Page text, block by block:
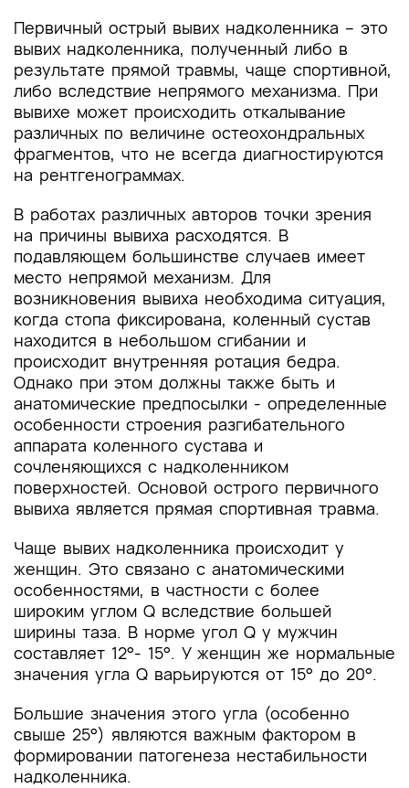
Первичный острый вывих надколенника – это
вывих надколенника, полученный либо в
результате прямой травмы, чаще спортивной,
либо вследствие непрямого механизма. При
вывихе может происходить откалывание
различных по величине остеохондральных
фрагментов, что не всегда диагностируются
на рентгенограммах.
В работах различных авторов точки зрения
на причины вывиха расходятся. В
подавляющем большинстве случаев имеет
место непрямой механизм. Для
возникновения вывиха необходима ситуация,
когда стопа фиксирована, коленный сустав
находится в небольшом сгибании и
происходит внутренняя ротация бедра.
Однако при этом должны также быть и
анатомические предпосылки - определенные
особенности строения разгибательного
аппарата коленного сустава и
сочленяющихся с надколенником
поверхностей. Основой острого первичного
вывиха является прямая спортивная травма.
Чаще вывих надколенника происходит у
женщин. Это связано с анатомическими
особенностями, в частности с более
широким углом Q вследствие большей
ширины таза. В норме угол Q у мужчин
составляет 12°- 15°. У женщин же нормальные
значения угла Q варьируются от 15° до 20°.
Большие значения этого угла (особенно
свыше 25°) являются важным фактором в
формировании патогенеза нестабильности
надколенника.